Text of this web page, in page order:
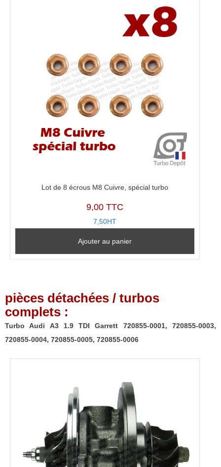
Lot de 8 écrous M8 Cuivre, spécial turbo
9,00 TTC
7,50HT
Ajouter au panier
pièces détachées / turbos
complets :
Turbo Audi A3 1.9 TDI Garrett 720855-0001, 720855-0003,
720855-0004, 720855-0005, 720855-0006